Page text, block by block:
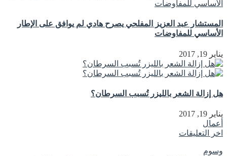
المستشار عبد العزيز المفلحي يصرح هادي لم يوافق على الإطار
الأساسي للمفاوضات
يناير 19, 2017
هل إزالة الشعر بالليزر تُسبب السرطان؟
يناير 19, 2017
أعمال
اخر التعليقات
وسوم